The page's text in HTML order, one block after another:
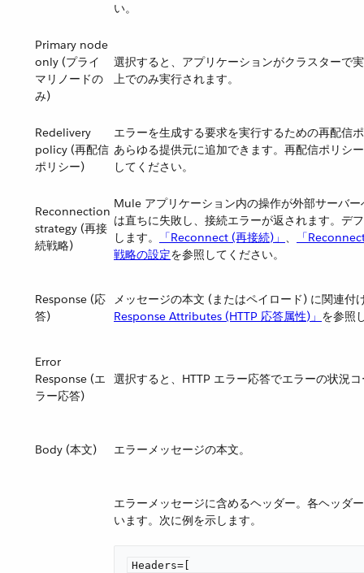
い。
Primary node
only (プライ
マリノードの
み)
選択すると、アプリケーションがクラスターで
上でのみ実行されます。
Redelivery
policy (再配信
ポリシー)
エラーを生成する要求を実行するための再配信
あらゆる提供元に追加できます。再配信ポリシ
してください。
Reconnection
strategy (再接
続戦略)
Mule アプリケーション内の操作が外部サーバ
は直ちに失敗し、接続エラーが返されます。デ
します。​
「Reconnect (再接続)」 ​、​
「
戦略の設定​を参照してください。
Response (応
答)
メッセージの本文 (またはペイロード) に関連
Response Attributes (HTTP 応答属性)」 を参照
Error
Response (エ
ラー応答)
選択すると、HTTP エラー応答でエラーの状況
Body (本文) エラーメッセージの本文。
エラーメッセージに含めるヘッダー。各ヘッダ
います。次に例を示します。
Headers=[